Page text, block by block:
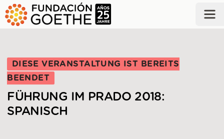
ZUM HAUPTINHALT SPRINGEN
DIESE VERANSTALTUNG IST BEREITS
BEENDET
FÜHRUNG IM PRADO 2018:
SPANISCH